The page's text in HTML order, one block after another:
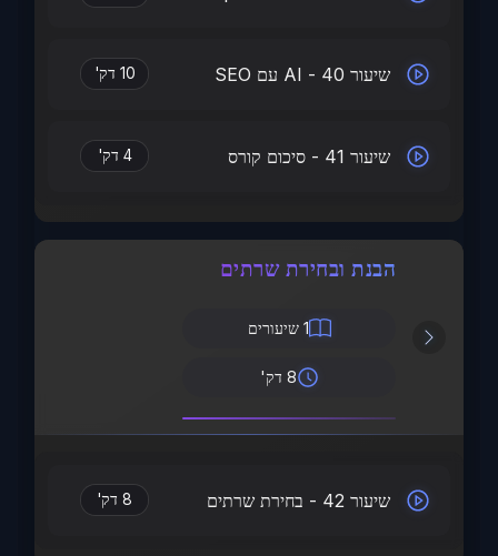
שיעור 40 - AI עם SEO 10 דק'
שיעור 41 - סיכום קורס 4 דק'
הבנת ובחירת שרתים
1 שיעורים
8 דק'
שיעור 42 - בחירת שרתים 8 דק'